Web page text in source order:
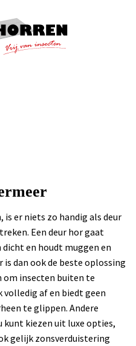
er niets zo handig als deur
Een deur hor gaat
en houdt muggen en
dan ook de beste oplossing
om insecten buiten te
volledig af en biedt geen
te glippen. Andere
kunt kiezen uit luxe opties,
gelijk zonsverduistering